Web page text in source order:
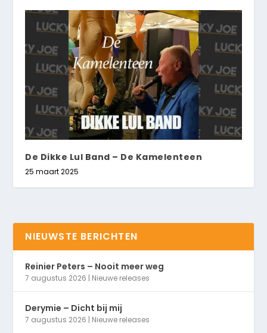
De Dikke Lul Band – De Kamelenteen
25 maart 2025
NIEUWSTE BERICHTEN
Reinier Peters – Nooit meer weg
7 augustus 2026 | Nieuwe releases
Derymie – Dicht bij mij
7 augustus 2026 | Nieuwe releases